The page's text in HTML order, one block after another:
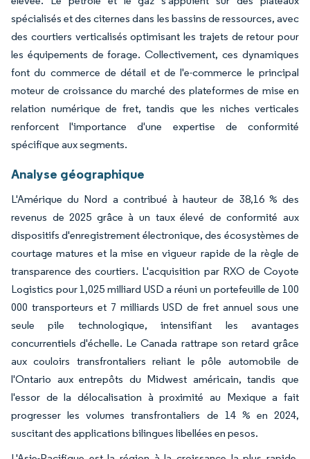
spécialisés et des citernes dans les bassins de ressources, avec
des courtiers verticalisés optimisant les trajets de retour pour
les équipements de forage. Collectivement, ces dynamiques
font du commerce de détail et de l'e-commerce le principal
moteur de croissance du marché des plateformes de mise en
relation numérique de fret, tandis que les niches verticales
renforcent l'importance d'une expertise de conformité
spécifique aux segments.
Analyse géographique
L'Amérique du Nord a contribué à hauteur de 38,16 % des
revenus de 2025 grâce à un taux élevé de conformité aux
dispositifs d'enregistrement électronique, des écosystèmes de
courtage matures et la mise en vigueur rapide de la règle de
transparence des courtiers. L'acquisition par RXO de Coyote
Logistics pour 1,025 milliard USD a réuni un portefeuille de 100
000 transporteurs et 7 milliards USD de fret annuel sous une
seule pile technologique, intensifiant les avantages
concurrentiels d'échelle. Le Canada rattrape son retard grâce
aux couloirs transfrontaliers reliant le pôle automobile de
l'Ontario aux entrepôts du Midwest américain, tandis que
l'essor de la délocalisation à proximité au Mexique a fait
progresser les volumes transfrontaliers de 14 % en 2024,
suscitant des applications bilingues libellées en pesos.